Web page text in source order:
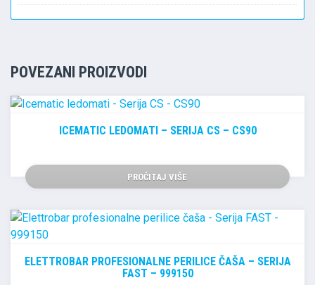
POVEZANI PROIZVODI
ICEMATIC LEDOMATI – SERIJA CS – CS90
PROČITAJ VIŠE
ELETTROBAR PROFESIONALNE PERILICE ČAŠA – SERIJA
FAST – 999150